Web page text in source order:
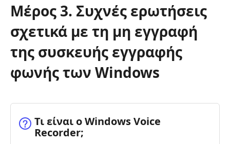
Μέρος 3. Συχνές ερωτήσεις
σχετικά με τη μη εγγραφή
της συσκευής εγγραφής
φωνής των Windows
Τι είναι ο Windows Voice
Recorder;